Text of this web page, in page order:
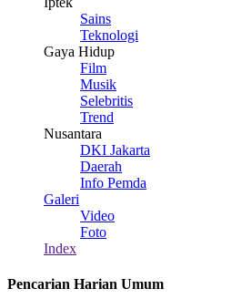
Sains
Teknologi
Gaya Hidup
Film
Musik
Selebritis
Trend
Nusantara
DKI Jakarta
Daerah
Info Pemda
Galeri
Video
Foto
Index
Pencarian Harian Umum